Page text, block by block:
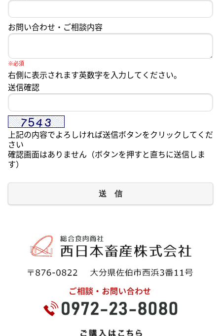
お問い合わせ・ご相談内容
※必須
右側に表示されます英数字を入力してください。
送信確認
上記の内容でよろしければ送信ボタンをクリックしてくだ
さい
確認画面はありません（ボタンを押すと直ちに送信しま
す）
送 信